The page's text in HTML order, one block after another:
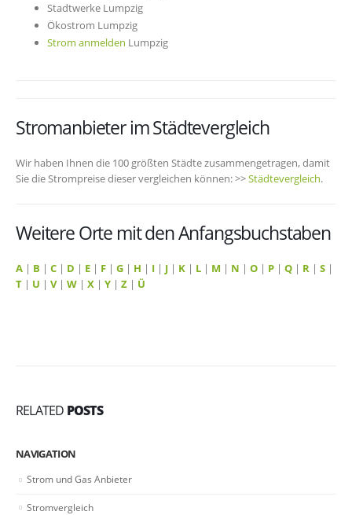
Stadtwerke Lumpzig
Ökostrom Lumpzig
Strom anmelden Lumpzig
Stromanbieter im Städtevergleich
Wir haben Ihnen die 100 größten Städte zusammengetragen, damit
Sie die Strompreise dieser vergleichen können: >>Städtevergleich.
Weitere Orte mit den Anfangsbuchstaben
A | B | C | D | E | F | G | H | I | J | K | L | M | N | O | P | Q | R | S |
T | U | V| W | X | Y | Z | Ü
RELATED POSTS
NAVIGATION
Strom und Gas Anbieter
Stromvergleich